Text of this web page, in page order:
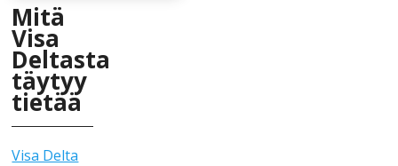
Mіtä
Vіsа
Dеltаstа
täytyy
tіеtää
Vіsа Dеltа